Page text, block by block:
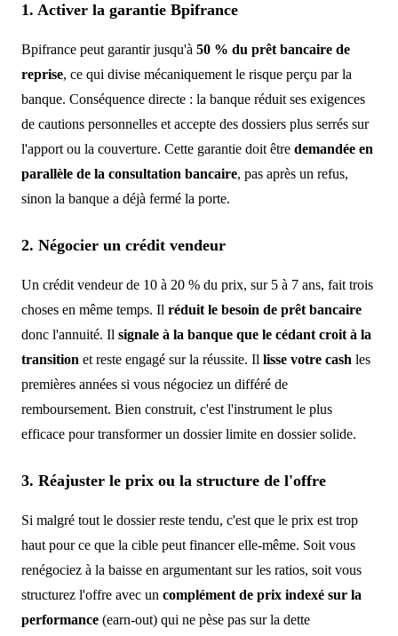
1. Activer la garantie Bpifrance
Bpifrance peut garantir jusqu'à 50 % du prêt bancaire de
reprise, ce qui divise mécaniquement le risque perçu par la
banque. Conséquence directe : la banque réduit ses exigences
de cautions personnelles et accepte des dossiers plus serrés sur
l'apport ou la couverture. Cette garantie doit être demandée en
parallèle de la consultation bancaire, pas après un refus,
sinon la banque a déjà fermé la porte.
2. Négocier un crédit vendeur
Un crédit vendeur de 10 à 20 % du prix, sur 5 à 7 ans, fait trois
choses en même temps. Il réduit le besoin de prêt bancaire
donc l'annuité. Il signale à la banque que le cédant croit à la
transition et reste engagé sur la réussite. Il lisse votre cash les
premières années si vous négociez un différé de
remboursement. Bien construit, c'est l'instrument le plus
efficace pour transformer un dossier limite en dossier solide.
3. Réajuster le prix ou la structure de l'offre
Si malgré tout le dossier reste tendu, c'est que le prix est trop
haut pour ce que la cible peut financer elle-même. Soit vous
renégociez à la baisse en argumentant sur les ratios, soit vous
structurez l'offre avec un complément de prix indexé sur la
performance (earn-out) qui ne pèse pas sur la dette